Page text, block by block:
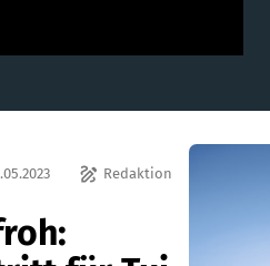
draw Redaktion